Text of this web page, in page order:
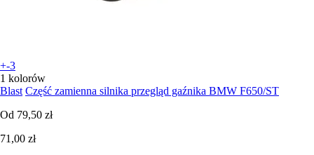
+-3
1 kolorów
Blast Część zamienna silnika przegląd gaźnika BMW F650/ST
Od 79,50 zł
71,00 zł